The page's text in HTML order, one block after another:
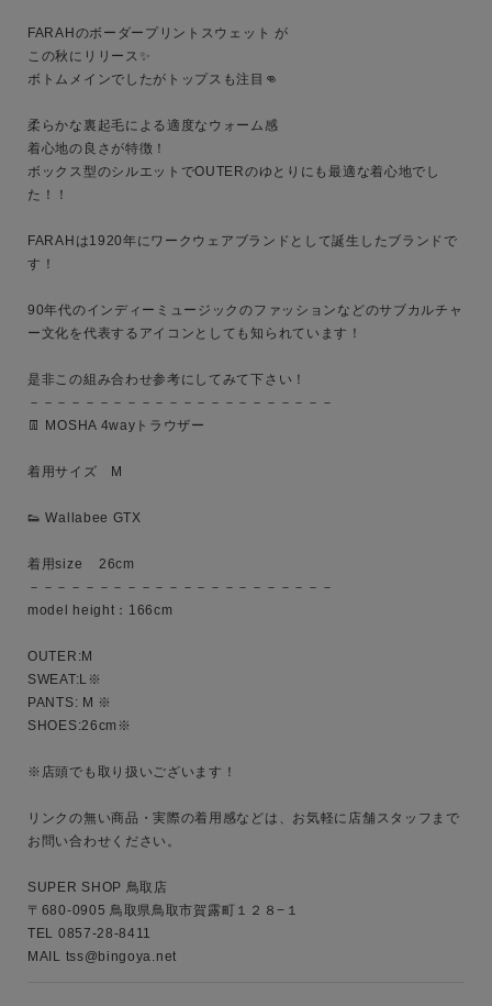
ブランド
FARAHのボーダープリントスウェット が
この秋にリリース✨
ボトムメインでしたがトップスも注目👊
柔らかな裏起毛による適度なウォーム感
着心地の良さが特徴！
ボックス型のシルエットでOUTERのゆとりにも最適な着心地でし
た！！
FARAHは1920年にワークウェアブランドとして誕生したブランドで
す！
90年代のインディーミュージックのファッションなどのサブカルチャ
ー文化を代表するアイコンとしても知られています！
是非この組み合わせ参考にしてみて下さい！
－－－－－－－－－－－－－－－－－－－－－－
👖 MOSHA 4wayトラウザー
着用サイズ　M
👟 Wallabee GTX
着用size    26cm
－－－－－－－－－－－－－－－－－－－－－－
model height：166cm
OUTER:M
SWEAT:L※
PANTS: M ※
SHOES:26cm※
※店頭でも取り扱いございます！
リンクの無い商品・実際の着用感などは、お気軽に店舗スタッフまで
お問い合わせください。
SUPER SHOP 鳥取店
〒680-0905 鳥取県鳥取市賀露町１２８−１
TEL 0857-28-8411
MAIL tss@bingoya.net